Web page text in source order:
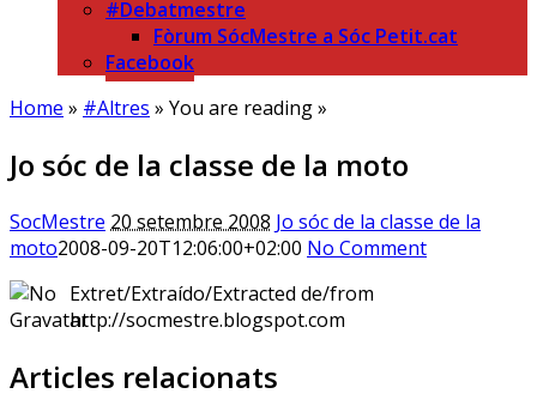
#Debatmestre
Fòrum SócMestre a Sóc Petit.cat
Facebook
Home » #Altres » You are reading »
Jo sóc de la classe de la moto
SocMestre 20 setembre 2008 Jo sóc de la classe de la
moto2008-09-20T12:06:00+02:00 No Comment
Extret/Extraído/Extracted de/from
http://socmestre.blogspot.com
Articles relacionats